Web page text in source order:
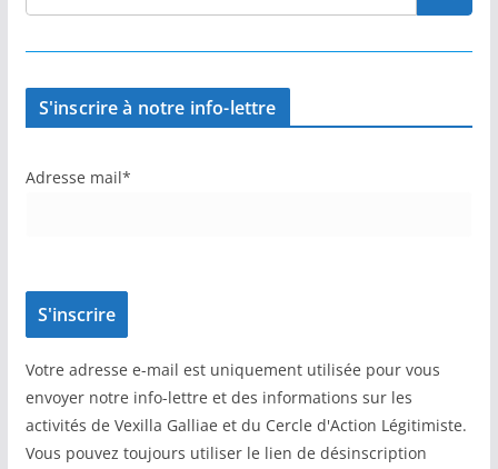
S'inscrire à notre info-lettre
Adresse mail*
Votre adresse e-mail est uniquement utilisée pour vous
envoyer notre info-lettre et des informations sur les
activités de Vexilla Galliae et du Cercle d'Action Légitimiste.
Vous pouvez toujours utiliser le lien de désinscription